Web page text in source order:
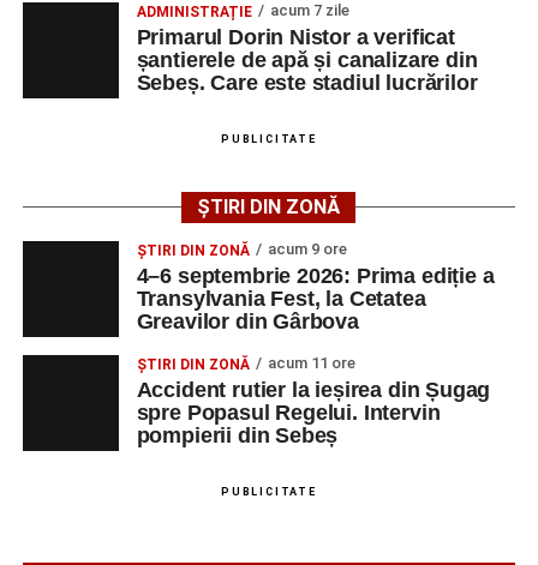
simfonic susținut în Grădina Muzeului Municipal „Ioan
Raica”, sub bagheta dirijoruluiRemus Grama, alături de
muzicieni români de prestigiu.
Și în acest an, pe scenă vor urca atât artiști consacrați, cât
cariere de succes în țară și în străinătate.
Festivalul include și o componentă cinematografică
importantă. Publicul va putea urmări mai multe producții
realizate cu implicarea producătoareiGabi Suciu
originară din Sebeș, prezentă de-a lungul timpului la
unele dintre cele mai importante festivaluri europene de
Un alt moment așteptat este show-ul susținut de
muzică electronică și un impresionant show de lasere în
ADMINISTRAȚIE acum 7 zile
Primarul Dorin Nistor a verificat
șantierele de apă și canalizare din
Sebeș. Care este stadiul lucrărilor
PUBLICITATE
ȘTIRI DIN ZONĂ
ȘTIRI DIN ZONĂ acum 9 ore
4–6 septembrie 2026: Prima ediție a
Transylvania Fest, la Cetatea
Greavilor din Gârbova
ȘTIRI DIN ZONĂ acum 11 ore
Accident rutier la ieșirea din Șugag
spre Popasul Regelui. Intervin
pompierii din Sebeș
PUBLICITATE